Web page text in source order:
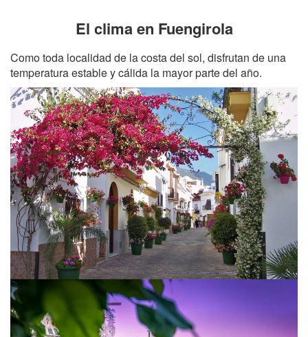
El clima en Fuengirola
Como toda localidad de la costa del sol, disfrutan de una
temperatura estable y cálida la mayor parte del año.